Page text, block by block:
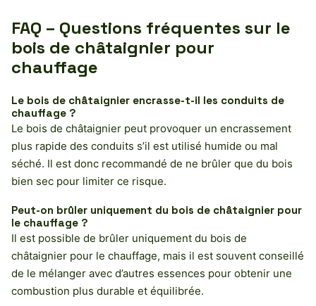
FAQ – Questions fréquentes sur le
bois de châtaignier pour
chauffage
Le bois de châtaignier encrasse-t-il les conduits de
chauffage ?
Le bois de châtaignier peut provoquer un encrassement
plus rapide des conduits s’il est utilisé humide ou mal
séché. Il est donc recommandé de ne brûler que du bois
bien sec pour limiter ce risque.
Peut-on brûler uniquement du bois de châtaignier pour
le chauffage ?
Il est possible de brûler uniquement du bois de
châtaignier pour le chauffage, mais il est souvent conseillé
de le mélanger avec d’autres essences pour obtenir une
combustion plus durable et équilibrée.